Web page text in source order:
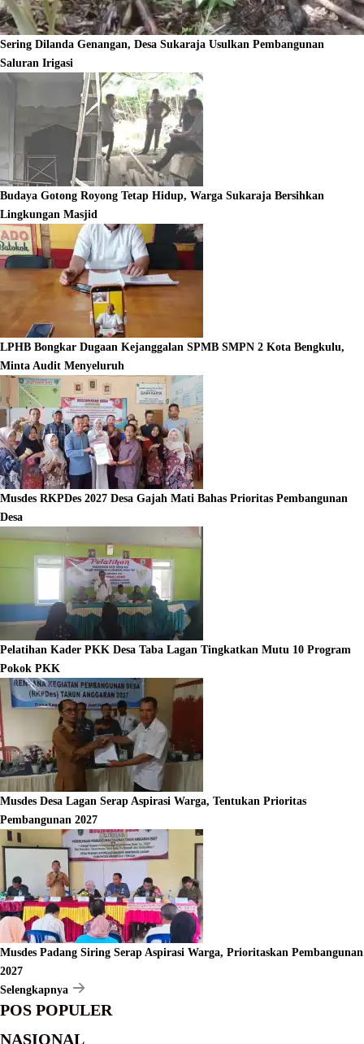
Sering Dilanda Genangan, Desa Sukaraja Usulkan Pembangunan
Saluran Irigasi
Budaya Gotong Royong Tetap Hidup, Warga Sukaraja Bersihkan
Lingkungan Masjid
LPHB Bongkar Dugaan Kejanggalan SPMB SMPN 2 Kota Bengkulu,
Minta Audit Menyeluruh
Musdes RKPDes 2027 Desa Gajah Mati Bahas Prioritas Pembangunan
Desa
Pelatihan Kader PKK Desa Taba Lagan Tingkatkan Mutu 10 Program
Pokok PKK
Musdes Desa Lagan Serap Aspirasi Warga, Tentukan Prioritas
Pembangunan 2027
Musdes Padang Siring Serap Aspirasi Warga, Prioritaskan Pembangunan
2027
Selengkapnya
POS POPULER
NASIONAL